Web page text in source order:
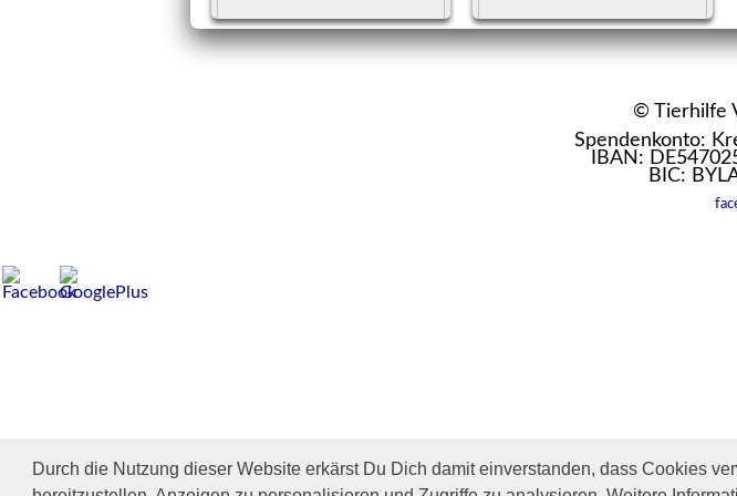
Durch die Nutzung dieser Website erkärst Du Dich damit einverstanden, dass Cookies
© Tierhilfe
Spendenkonto:
IBAN:
BIC: